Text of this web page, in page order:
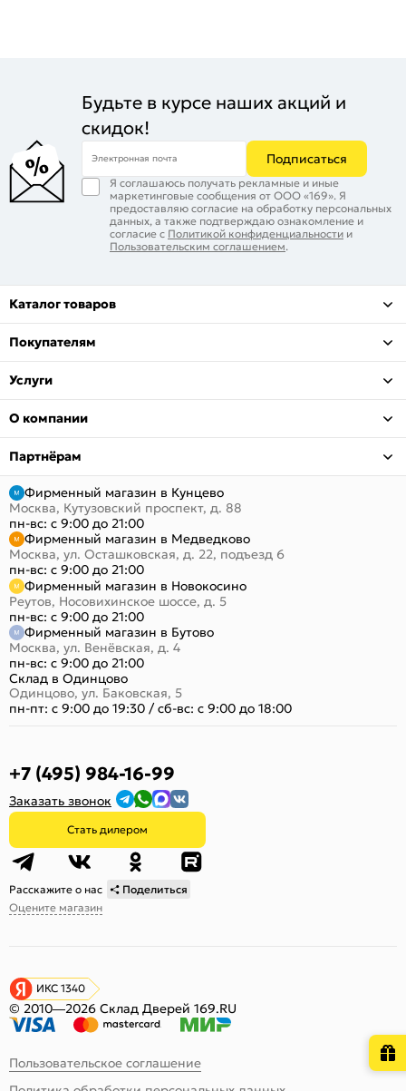
Будьте в курсе наших акций и
скидок!
Электронная почта Подписаться
Я соглашаюсь получать рекламные и иные
маркетинговые сообщения от ООО «169». Я
предоставляю согласие на обработку персональных
данных, а также подтверждаю ознакомление и
согласие с Политикой конфиденциальности и
Пользовательским соглашением.
Каталог товаров
Покупателям
Услуги
О компании
Партнёрам
Фирменный магазин в Кунцево
Москва, Кутузовский проспект, д. 88
пн-вс: с 9:00 до 21:00
Фирменный магазин в Медведково
Москва, ул. Осташковская, д. 22, подъезд 6
пн-вс: с 9:00 до 21:00
Фирменный магазин в Новокосино
Реутов, Носовихинское шоссе, д. 5
пн-вс: с 9:00 до 21:00
Фирменный магазин в Бутово
Москва, ул. Венёвская, д. 4
пн-вс: с 9:00 до 21:00
Склад в Одинцово
Одинцово, ул. Баковская, 5
пн-пт: с 9:00 до 19:30 /сб-вс: с 9:00 до 18:00
+7 (495) 984-16-99
Заказать звонок
Стать дилером
Расскажите о нас
Поделиться
Оцените магазин
ИКС 1340
© 2010—2026 Склад Дверей 169.RU
Пользовательское соглашение